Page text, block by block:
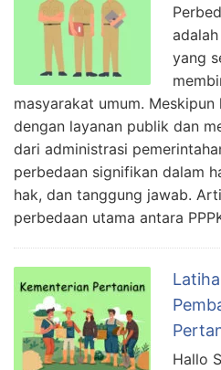
yang
masyarakat umum.
dengan layanan publik dan
dari administrasi
perbedaan signifikan dalam
hak, dan tanggung jawab.
perbedaan utama antara
Hallo